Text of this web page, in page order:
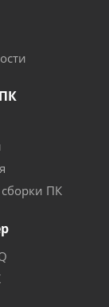
ПК